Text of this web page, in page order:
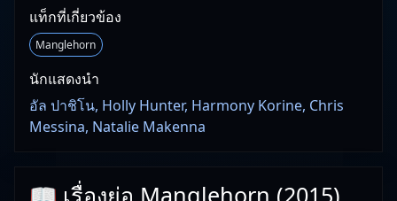
แท็กที่เกี่ยวข้อง
Manglehorn
นักแสดงนำ
อัล ปาชิโน, Holly Hunter, Harmony Korine, Chris
Messina, Natalie Makenna
📖 เรื่องย่อ Manglehorn (2015)